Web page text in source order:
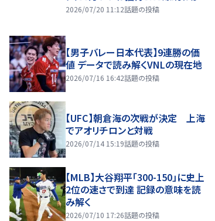
2026/07/20 11:12話題の投稿
【男子バレー日本代表】9連勝の価
値 データで読み解くVNLの現在地
2026/07/16 16:42話題の投稿
【UFC】朝倉海の次戦が決定 上海
でアオリチロンと対戦
2026/07/14 15:19話題の投稿
【MLB】大谷翔平「300-150」に史上
2位の速さで到達 記録の意味を読
み解く
2026/07/10 17:26話題の投稿